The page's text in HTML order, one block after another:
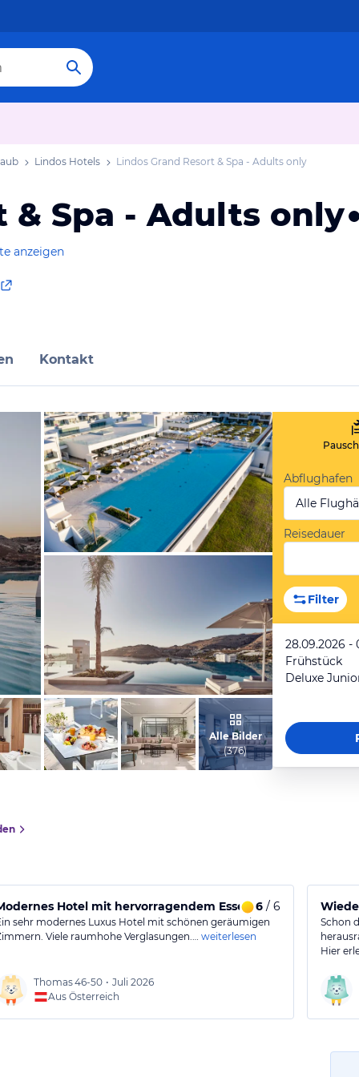
Lindos Hotels Lindos Grand Resort & Spa - Adults only
& Spa - Adults only
anzeigen
Kontakt
vom Hotelier, März 2023
vom Hotelier, Mai 2020
Alle Bilder
(376)
Abflughafen
Alle
Reisedauer
Filter
28.09.2026 -
Frühstück
Deluxe
Hotel mit hervorragendem Essen und
6/ 6
sehr modernes Luxus Hotel mit schönen geräumigen
Viele raumhohe Verglasungen.… weiterlesen
Thomas46-50 • Juli 2026
Aus Österreich
Schon
Hier